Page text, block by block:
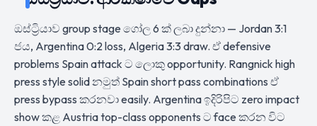
ඔස්ට්‍රියාව group stage ගෝල 6 ක් ලබා දුන්නා — Jordan 3:1
ජය, Argentina 0:2 loss, Algeria 3:3 draw. ඒ defensive
problems Spain attack ට ලොකු opportunity. Rangnick high
press style solid නමුත් Spain short pass combinations ඒ
press bypass කරනවා easily. Argentina ඉදිරිපිට zero impact
show කළ Austria top-class opponents ට face කරන විට